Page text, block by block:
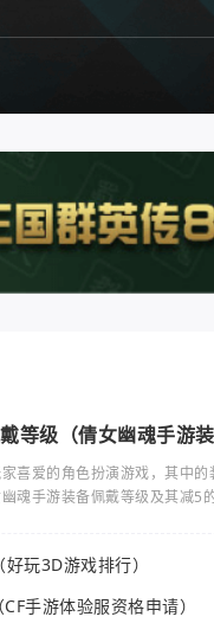
等级（倩女幽魂手游
喜爱的角色扮演游戏，其中
魂手游装备佩戴等级及其减5
玩3D游戏排行）
手游体验服资格申请）